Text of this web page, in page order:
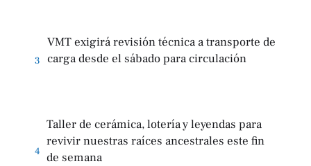
3
VMT exigirá revisión técnica a transporte de
carga desde el sábado para circulación
4
Taller de cerámica, lotería y leyendas para
revivir nuestras raíces ancestrales este fin
de semana